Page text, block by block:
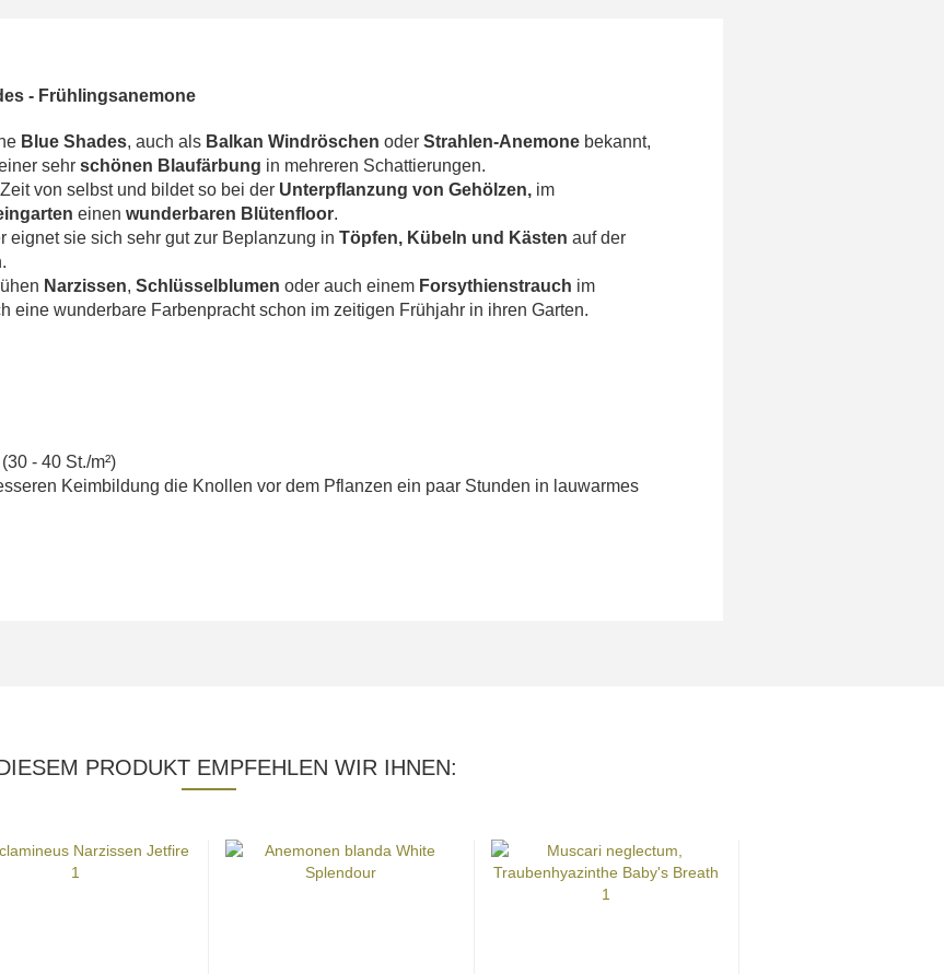
- Frühlingsanemone
Blue Shades, auch als Balkan Windröschen oder Strahlen-Anemone bekannt,
sehr schönen Blaufärbung in mehreren Schattierungen.
von selbst und bildet so bei der Unterpflanzung von Gehölzen, im
einen wunderbaren Blütenfloor.
eignet sie sich sehr gut zur Beplanzung in Töpfen, Kübeln und Kästen auf der
Narzissen, Schlüsselblumen oder auch einem Forsythienstrauch im
eine wunderbare Farbenpracht schon im zeitigen Frühjahr in ihren Garten.
- 40 St./m²)
Keimbildung die Knollen vor dem Pflanzen ein paar Stunden in lauwarmes
PRODUKT EMPFEHLEN WIR IHNEN: